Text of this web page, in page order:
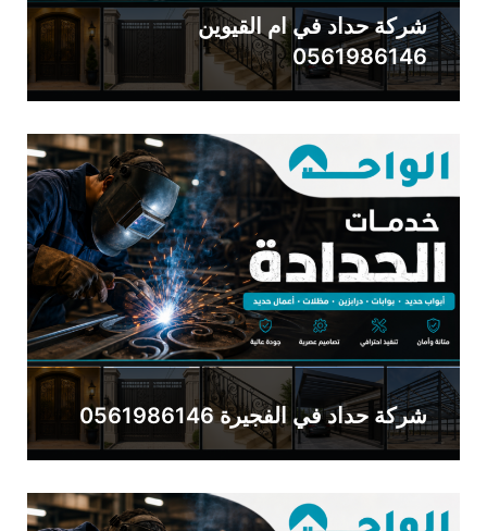
شركة حداد في ام القيوين
0561986146
شركة حداد في الفجيرة 0561986146